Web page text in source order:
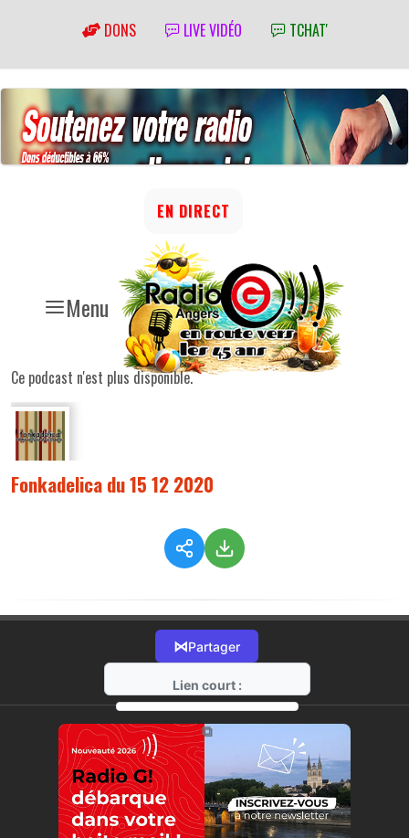
DONS LIVE VIDÉO TCHAT'
Menu
EN DIRECT
Ce podcast n'est plus disponible.
Fonkadelica du 15 12 2020
⋈Partager
Lien court :
https://radio-g.fr?5379
⧉